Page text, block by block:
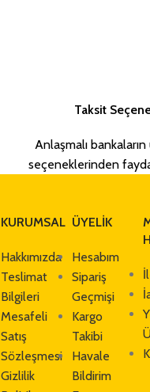
Taksit
Anlaşmalı
seçeneklerinden
KURUMSAL
Hakkımızda
Teslimat
Bilgileri
Mesafeli
Satış
Sözleşmesi
Gizlilik
ÜYELİK
Hesabım
Sipariş
Geçmişi
Kargo
Takibi
Havale
Bildirim